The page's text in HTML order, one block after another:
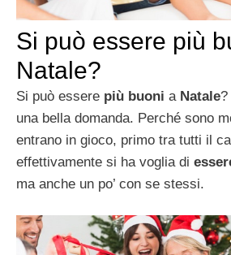
Si può essere più
Natale?
Si può essere più buoni a Natale
una bella domanda. Perché sono
entrano in gioco, primo tra tutti il
effettivamente si ha voglia di
ma anche un po’ con se stessi.